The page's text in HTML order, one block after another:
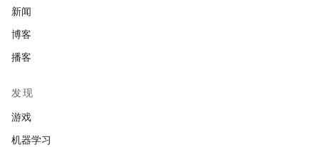
新闻
博客
播客
发现
游戏
机器学习